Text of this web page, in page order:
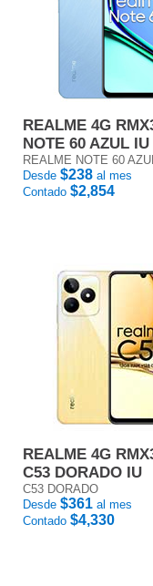
REALME 4G
NOTE 60 AZUL IU
REALME NOTE 60
Desde $238 al mes
Contado $2,854
REALME 4G
C53 DORADO IU
C53 DORADO
Desde $361 al mes
Contado $4,330